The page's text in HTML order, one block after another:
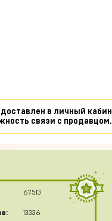
в личный
связи с продавцом.
67513
13336